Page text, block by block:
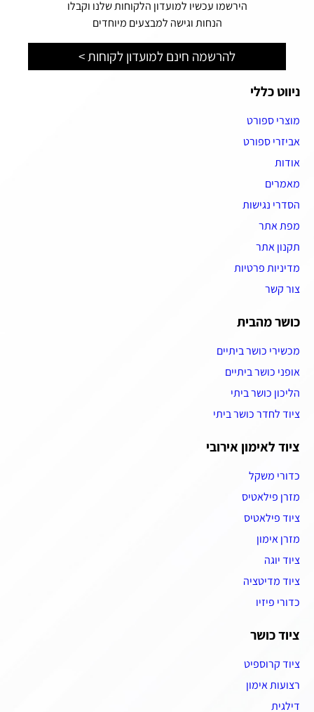
הירשמו עכשיו למועדון הלקוחות שלנו וקבלו
הנחות וגישה למבצעים מיוחדים
להרשמה חינם למועדון לקוחות >
ניווט כללי
מוצרי ספורט
אביזרי ספורט
אודות
מאמרים
הסדרי נגישות
מפת אתר
תקנון אתר
מדיניות פרטיות
צור קשר
כושר מהבית
מכשירי כושר ביתיים
אופני כושר ביתיים
הליכון כושר ביתי
ציוד לחדר כושר ביתי
ציוד לאימון אירובי
כדורי משקל
מזרן פילאטיס
ציוד פילאטיס
מזרן אימון
ציוד יוגה
ציוד מדיטציה
כדורי פיזיו
ציוד כושר
ציוד קרוספיט
רצועות אימון
דילגית